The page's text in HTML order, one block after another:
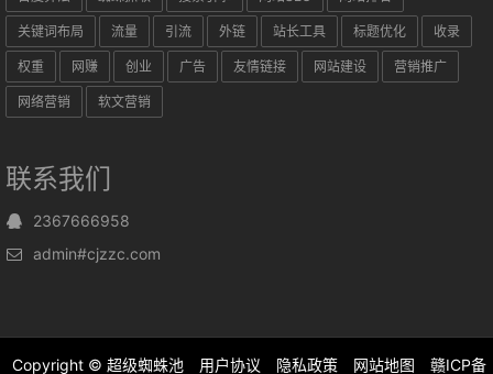
关键词布局 流量 引流 外链 站长工具 标题优化 收录
权重 网赚 创业 广告 友情链接 网站建设 营销推广
网络营销 软文营销
联系我们
2367666958
admin#cjzzc.com
Copyright © 超级蜘蛛池 用户协议 隐私政策 网站地图 赣ICP备